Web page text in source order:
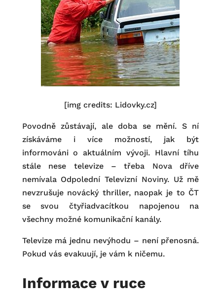
[img credits: Lidovky.cz]
Povodně zůstávají, ale doba se mění. S ní
získáváme i více možností, jak být
informováni o aktuálním vývoji. Hlavní tíhu
stále nese televize – třeba Nova dříve
nemívala Odpolední Televizní Noviny. Už mě
nevzrušuje novácký thriller, naopak je to ČT
se svou čtyřiadvacítkou napojenou na
všechny možné komunikační kanály.
Televize má jednu nevýhodu – není přenosná.
Pokud vás evakuují, je vám k ničemu.
Informace v ruce